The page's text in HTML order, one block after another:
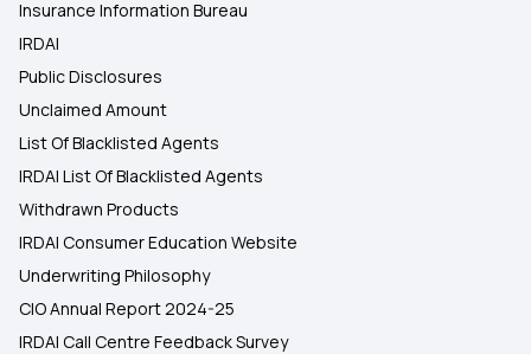
Insurance Information Bureau
IRDAI
Public Disclosures
Unclaimed Amount
List Of Blacklisted Agents
IRDAI List Of Blacklisted Agents
Withdrawn Products
IRDAI Consumer Education Website
Underwriting Philosophy
CIO Annual Report 2024-25
IRDAI Call Centre Feedback Survey